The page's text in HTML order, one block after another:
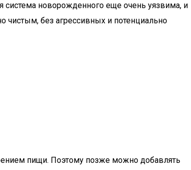
система новорожденного еще очень уязвима, и
без агрессивных и потенциально
пищи. Поэтому позже можно добавлять